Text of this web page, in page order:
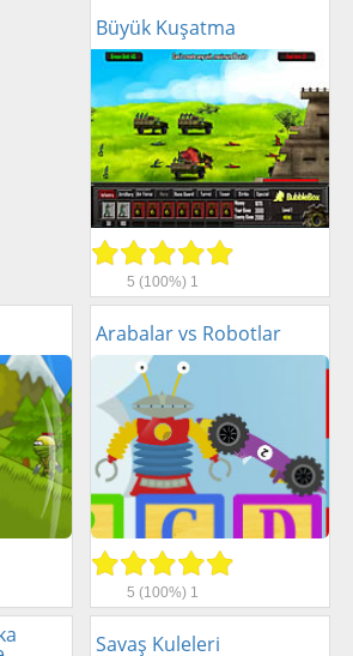
Büyük Kuşatma
5 (100%) 1
Arabalar vs Robotlar
5 (100%) 1
Savaş Kuleleri